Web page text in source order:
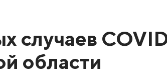
случаев
области